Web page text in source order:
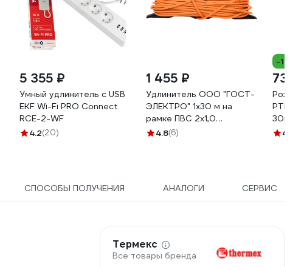
5 355 ₽
Умный удлинитель c USB
EKF Wi-Fi PRO Connect
RCE-2-WF
4.2(20)
1 455 ₽
Удлинитель ООО "ГОСТ-
ЭЛЕКТРО" 1x30 м на
рамке ПВС 2x1,0
Меркурий УП6-159 "МРК"
4.8(6)
-17%
737
РТМ-4
30мин,
IP44
4.9
СПОСОБЫ ПОЛУЧЕНИЯ АНАЛОГИ СЕРВИС
Термекс
Все товары бренда